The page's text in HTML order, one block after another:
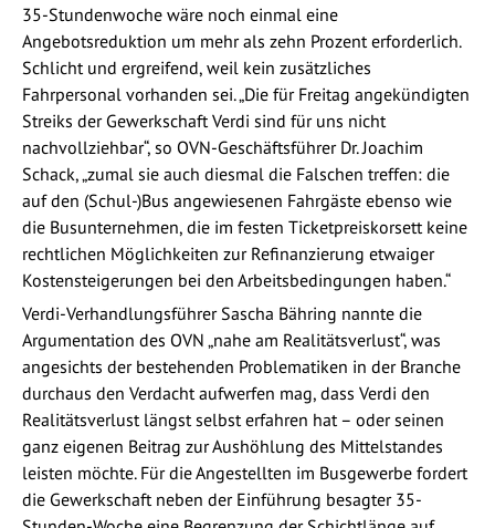
35-Stundenwoche wäre noch einmal eine
Angebotsreduktion um mehr als zehn Prozent erforderlich.
Schlicht und ergreifend, weil kein zusätzliches
Fahrpersonal vorhanden sei. „Die für Freitag angekündigten
Streiks der Gewerkschaft Verdi sind für uns nicht
nachvollziehbar“, so OVN-Geschäftsführer Dr. Joachim
Schack, „zumal sie auch diesmal die Falschen treffen: die
auf den (Schul-)Bus angewiesenen Fahrgäste ebenso wie
die Busunternehmen, die im festen Ticketpreiskorsett keine
rechtlichen Möglichkeiten zur Refinanzierung etwaiger
Kostensteigerungen bei den Arbeitsbedingungen haben.“
Verdi-Verhandlungsführer Sascha Bähring nannte die
Argumentation des OVN „nahe am Realitätsverlust“, was
angesichts der bestehenden Problematiken in der Branche
durchaus den Verdacht aufwerfen mag, dass Verdi den
Realitätsverlust längst selbst erfahren hat – oder seinen
ganz eigenen Beitrag zur Aushöhlung des Mittelstandes
leisten möchte. Für die Angestellten im Busgewerbe fordert
die Gewerkschaft neben der Einführung besagter 35-